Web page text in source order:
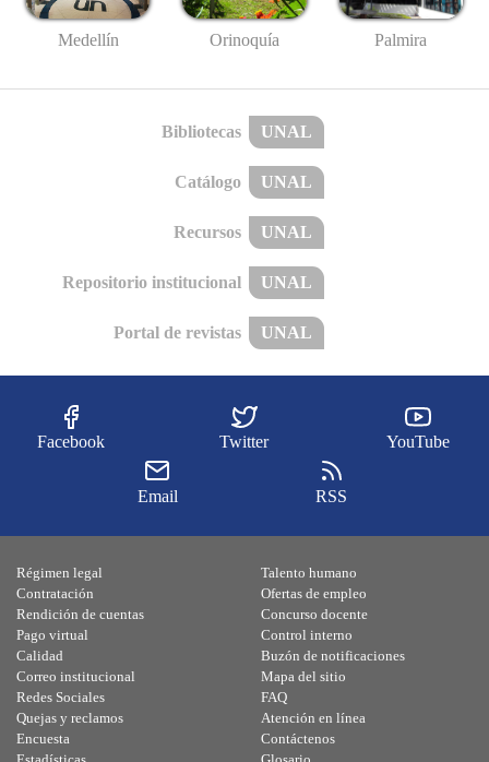
Medellín Orinoquía Palmira
Bibliotecas UNAL
Catálogo UNAL
Recursos UNAL
Repositorio institucional UNAL
Portal de revistas UNAL
Facebook Twitter YouTube
Email RSS
Régimen legal
Contratación
Rendición de cuentas
Pago virtual
Calidad
Talento humano
Ofertas de empleo
Concurso docente
Control interno
Buzón de notificaciones
Correo institucional
Redes Sociales
Quejas y reclamos
Encuesta
Mapa del sitio
FAQ
Atención en línea
Contáctenos